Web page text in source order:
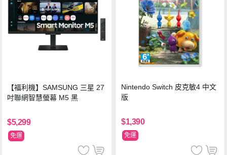
【福利機】SAMSUNG 三星 27
吋聯網智慧螢幕 M5 黑
$5,299
免運
Nintendo Switch 皮克敏4 中文
版
$1,390
免運